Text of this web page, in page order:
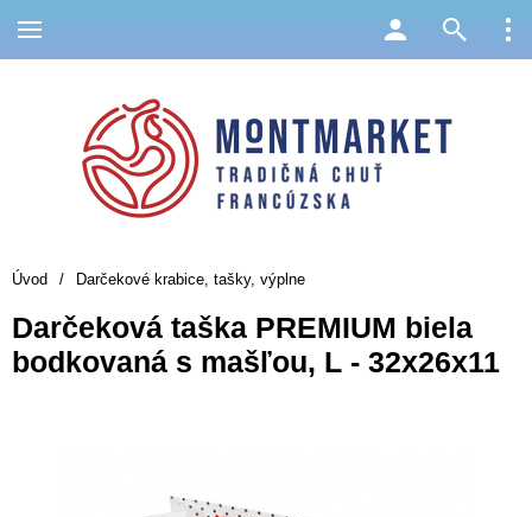
Úvod / Darčekové krabice, tašky, výplne
Darčeková taška PREMIUM biela
bodkovaná s mašľou, L - 32x26x11